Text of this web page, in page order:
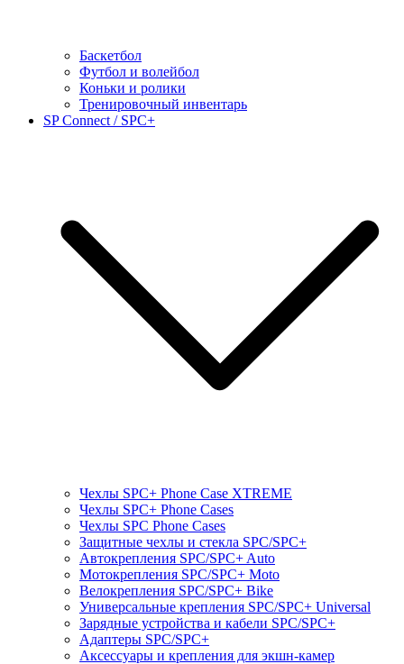
Баскетбол
Футбол и волейбол
Коньки и ролики
Тренировочный инвентарь
SP Connect / SPC+
Чехлы SPC+ Phone Case XTREME
Чехлы SPC+ Phone Cases
Чехлы SPС Phone Cases
Защитные чехлы и стекла SPC/SPC+
Автокрепления SPС/SPC+ Auto
Мотокрепления SPС/SPC+ Moto
Велокрепления SPС/SPC+ Bike
Универсальные крепления SPС/SPC+ Universal
Зарядные устройства и кабели SPC/SPC+
Адаптеры SPC/SPC+
Аксессуары и крепления для экшн-камер